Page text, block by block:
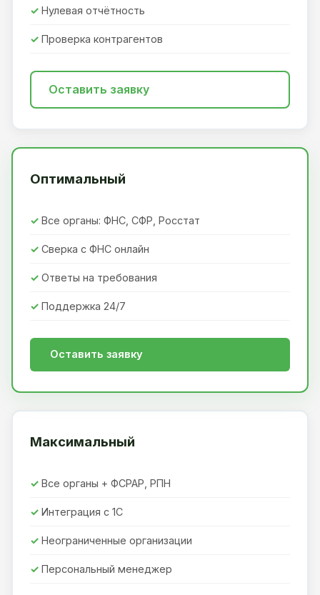
Нулевая отчётность
Проверка контрагентов
Оставить заявку
Оптимальный
Все органы: ФНС, СФР, Росстат
Сверка с ФНС онлайн
Ответы на требования
Поддержка 24/7
Оставить заявку
Максимальный
Все органы + ФСРАР, РПН
Интеграция с 1С
Неограниченные организации
Персональный менеджер